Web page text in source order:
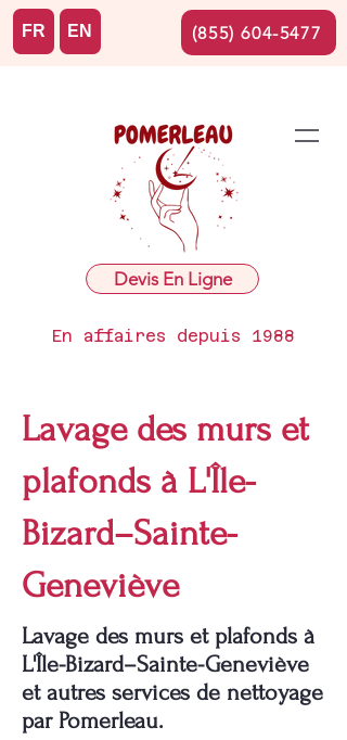
Devis En Ligne
En affaires depuis 1988
FR EN (855) 604-5477
Lavage des murs et
plafonds à L'Île-
Bizard–Sainte-
Geneviève
Lavage des murs et plafonds à
L'Île-Bizard–Sainte-Geneviève
et autres services de nettoyage
par Pomerleau.